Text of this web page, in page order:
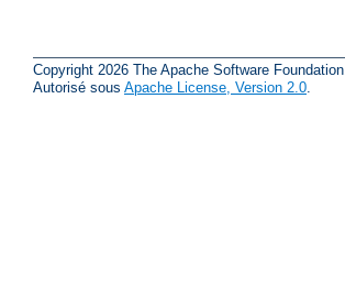
Copyright 2026 The Apache Software Foundation.
Autorisé sous Apache License, Version 2.0